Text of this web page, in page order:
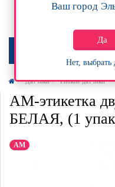
Ваш город
Да
Нет, выбрать
Датчики Гибкие датчики
АМ-этикетка
БЕЛАЯ, (1
АМ